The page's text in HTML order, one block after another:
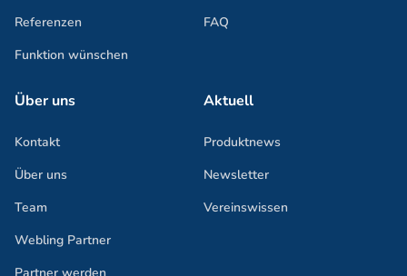
Referenzen
Funktion wünschen
FAQ
Über uns
Kontakt
Über uns
Team
Webling Partner
Aktuell
Produktnews
Newsletter
Vereinswissen